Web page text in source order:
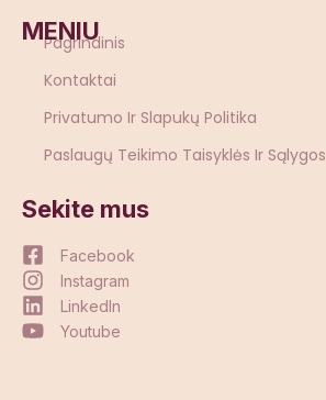
MENIU
Pagrindinis
Kontaktai
Privatumo Ir Slapukų Politika
Paslaugų Teikimo Taisyklės Ir Sąlygos
Sekite mus
Facebook
Instagram
LinkedIn
Youtube